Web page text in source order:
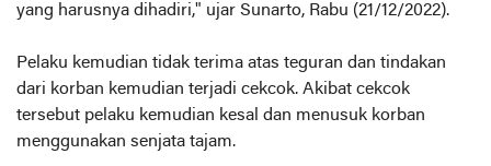
yang harusnya dihadiri," ujar Sunarto, Rabu (21/12/2022).
Pelaku kemudian tidak terima atas teguran dan tindakan
dari korban kemudian terjadi cekcok. Akibat cekcok
tersebut pelaku kemudian kesal dan menusuk korban
menggunakan senjata tajam.